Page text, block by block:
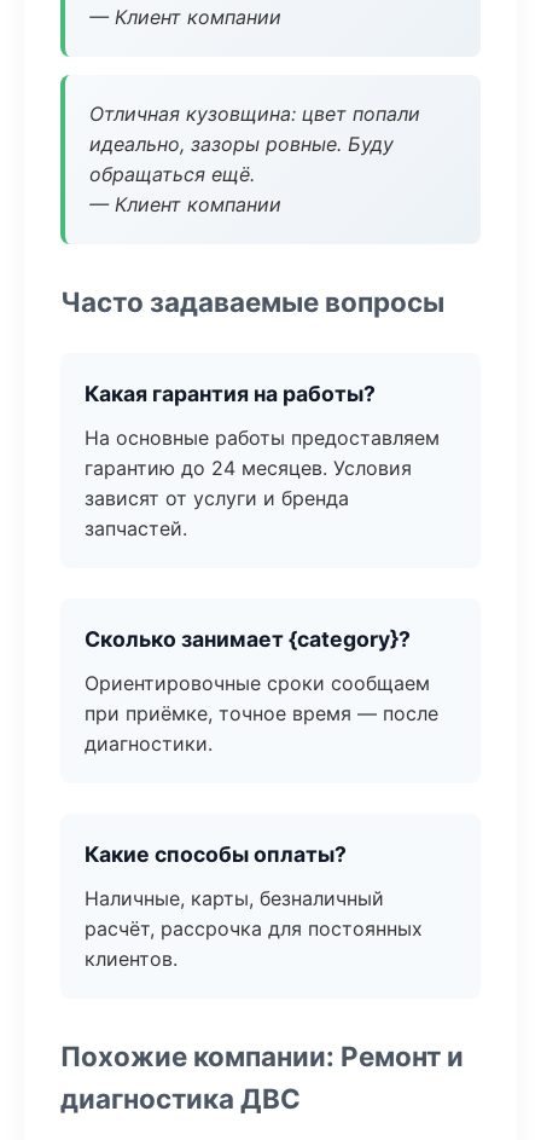
— Клиент компании
Отличная кузовщина: цвет попали
идеально, зазоры ровные. Буду
обращаться ещё.
— Клиент компании
Часто задаваемые вопросы
Какая гарантия на работы?
На основные работы предоставляем
гарантию до 24 месяцев. Условия
зависят от услуги и бренда
запчастей.
Сколько занимает {category}?
Ориентировочные сроки сообщаем
при приёмке, точное время — после
диагностики.
Какие способы оплаты?
Наличные, карты, безналичный
расчёт, рассрочка для постоянных
клиентов.
Похожие компании: Ремонт и
диагностика ДВС